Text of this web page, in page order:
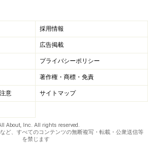
採用情報
広告掲載
プライバシーポリシー
著作権・商標・免責
意 サイトマップ
About, Inc. All rights reserved.
ど、すべてのコンテンツの無断複写・転載・公衆送信等
を禁じます